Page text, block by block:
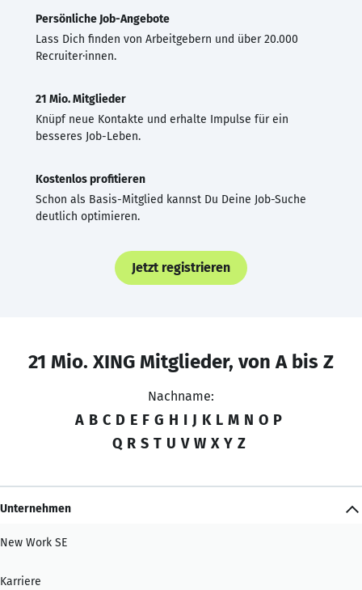
Persönliche Job-Angebote
Lass Dich finden von Arbeitgebern und über 20.000
Recruiter·innen.
21 Mio. Mitglieder
Knüpf neue Kontakte und erhalte Impulse für ein
besseres Job-Leben.
Kostenlos profitieren
Schon als Basis-Mitglied kannst Du Deine Job-Suche
deutlich optimieren.
Jetzt registrieren
21 Mio. XING Mitglieder, von A bis Z
Nachname:
A B C D E F G H I J K L M N O P
Q R S T U V W X Y Z
Unternehmen
New Work SE
Karriere